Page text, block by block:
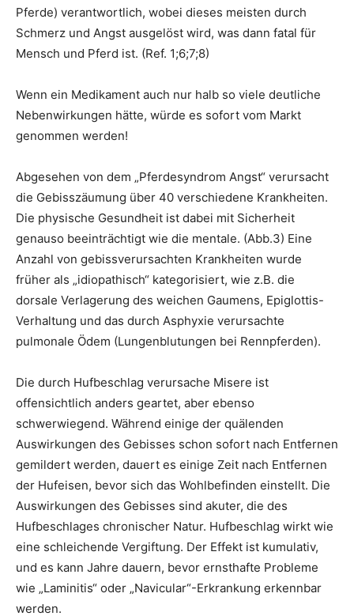
Pferde) verantwortlich, wobei dieses meisten durch
Schmerz und Angst ausgelöst wird, was dann fatal für
Mensch und Pferd ist. (Ref. 1;6;7;8)
Wenn ein Medikament auch nur halb so viele deutliche
Nebenwirkungen hätte, würde es sofort vom Markt
genommen werden!
Abgesehen von dem „Pferdesyndrom Angst“ verursacht
die Gebisszäumung über 40 verschiedene Krankheiten.
Die physische Gesundheit ist dabei mit Sicherheit
genauso beeinträchtigt wie die mentale. (Abb.3) Eine
Anzahl von gebissverursachten Krankheiten wurde
früher als „idiopathisch“ kategorisiert, wie z.B. die
dorsale Verlagerung des weichen Gaumens, Epiglottis-
Verhaltung und das durch Asphyxie verursachte
pulmonale Ödem (Lungenblutungen bei Rennpferden).
Die durch Hufbeschlag verursache Misere ist
offensichtlich anders geartet, aber ebenso
schwerwiegend. Während einige der quälenden
Auswirkungen des Gebisses schon sofort nach Entfernen
gemildert werden, dauert es einige Zeit nach Entfernen
der Hufeisen, bevor sich das Wohlbefinden einstellt. Die
Auswirkungen des Gebisses sind akuter, die des
Hufbeschlages chronischer Natur. Hufbeschlag wirkt wie
eine schleichende Vergiftung. Der Effekt ist kumulativ,
und es kann Jahre dauern, bevor ernsthafte Probleme
wie „Laminitis“ oder „Navicular“-Erkrankung erkennbar
werden.